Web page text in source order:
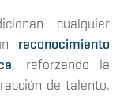
cualquier
reconocimiento
, reforzando la
de talento,